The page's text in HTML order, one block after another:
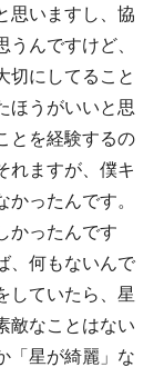
思いますし、協
んですけど、
切にしてること
ほうがいいと思
とを経験するの
れますが、僕キ
ったんです。
かったんです
、何もないんで
していたら、星
敵なことはない
「星が綺麗」な